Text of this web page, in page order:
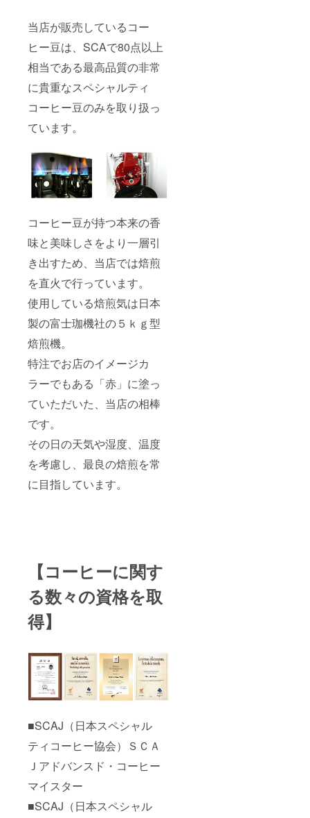
当店が販売しているコー
ヒー豆は、SCAで80点以上
相当である最高品質の非常
に貴重なスペシャルティ
コーヒー豆のみを取り扱っ
ています。
コーヒー豆が持つ本来の香
味と美味しさをより一層引
き出すため、当店では焙煎
を直火で行っています。
使用している焙煎気は日本
製の富士珈機社の５ｋｇ型
焙煎機。
特注でお店のイメージカ
ラーでもある「赤」に塗っ
ていただいた、当店の相棒
です。
その日の天気や湿度、温度
を考慮し、最良の焙煎を常
に目指しています。
【コーヒーに関す
る数々の資格を取
得】
■SCAJ（日本スペシャル
ティコーヒー協会）ＳＣＡ
Ｊアドバンスド・コーヒー
マイスター
■SCAJ（日本スペシャル